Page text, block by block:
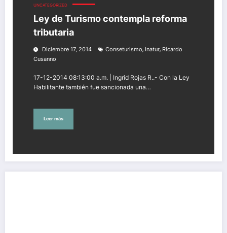
UNCATEGORIZED
Ley de Turismo contempla reforma
tributaria
Diciembre 17, 2014 Conseturismo, Inatur, Ricardo
Cusanno
17-12-2014 08:13:00 a.m. | Ingrid Rojas R..- Con la Ley
Habilitante también fue sancionada una…
Leer más